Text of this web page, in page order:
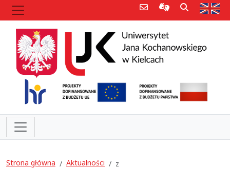
Poczta e-mailInformacje dla
Szukaj
Strona główna Aktualności z